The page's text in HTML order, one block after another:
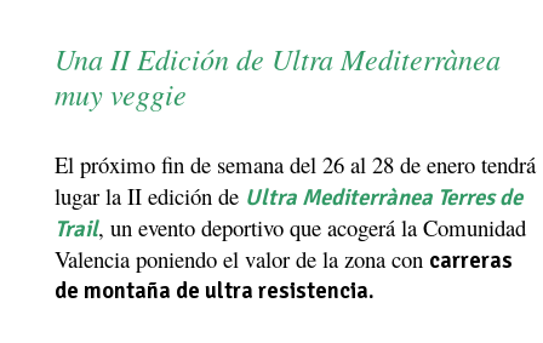
Una II Edición de Ultra Mediterrànea
muy veggie
El próximo fin de semana del 26 al 28 de enero tendrá
lugar la II edición de Ultra Mediterrànea Terres de
Trail, un evento deportivo que acogerá la Comunidad
Valencia poniendo el valor de la zona con carreras
de montaña de ultra resistencia.